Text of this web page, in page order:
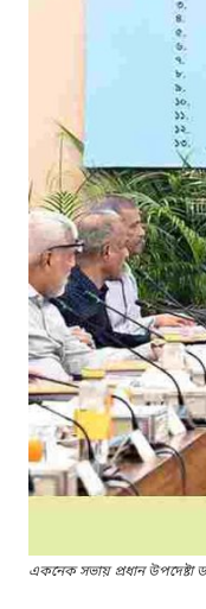
একনেক সভায় প্রধান উপদেষ্টা